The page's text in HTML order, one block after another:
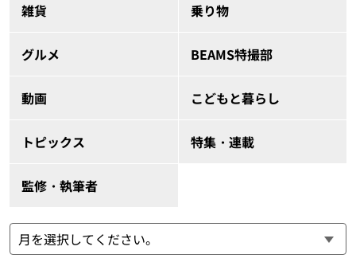
雑貨 乗り物
グルメ BEAMS特撮部
動画 こどもと暮らし
トピックス 特集・連載
監修・執筆者